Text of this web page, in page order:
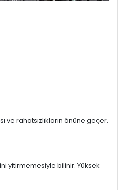
rahatsızlıkların önüne geçer.
yitirmemesiyle bilinir. Yüksek